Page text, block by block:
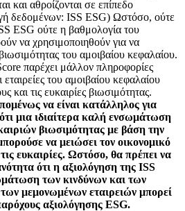
και αθροίζονται σε επίπεδο
δεδομένων: ISS ESG) Ωστόσο, ούτε
ESG ούτε η βαθμολογία του
να χρησιμοποιηθούν για να
του αμοιβαίου κεφαλαίου.
παρέχει μάλλον πληροφορίες
του αμοιβαίου κεφαλαίου
και τις ευκαιρίες βιωσιμότητας.
να είναι κατάλληλος για
μια ιδιαίτερα καλή ενσωμάτωση
βιωσιμότητας με βάση την
να μειώσει τον οικονομικό
ευκαιρίες. Ωστόσο, θα πρέπει να
ότι η αξιολόγηση της ISS
των κινδύνων και των
μεμονωμένων εταιρειών μπορεί
αξιολόγησης ESG.